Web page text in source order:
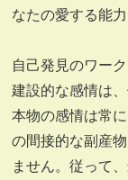
なたの愛する能
自己発見のワー
建設的な感情は
本物の感情は常
の間接的な副産
ません。従って